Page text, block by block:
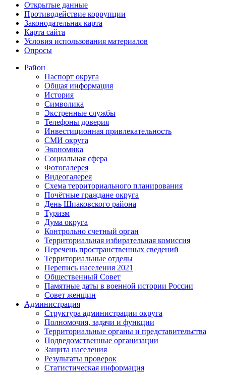
Открытые данные
Противодействие коррупции
Законодательная карта
Карта сайта
Условия использования материалов
Опросы
Район
Паспорт округа
Общая информация
История
Символика
Экстренные службы
Телефоны доверия
Инвестиционная привлекательность
СМИ округа
Экономика
Социальная сфера
Фотогалерея
Видеогалерея
Схема территориального планирования
Почётные граждане округа
День Шпаковского района
Туризм
Дума округа
Контрольно счетный орган
Территориальная избирательная комиссия
Перечень пространственных сведений
Территориальные отделы
Перепись населения 2021
Общественный Совет
Памятные даты в военной истории России
Совет женщин
Администрация
Структура администрации округа
Полномочия, задачи и функции
Территориальные органы и представительства
Подведомственные организации
Защита населения
Результаты проверок
Статистическая информация